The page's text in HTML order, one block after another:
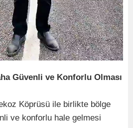
Güvenli ve Konforlu Olması
Köprüsü ile birlikte bölge
ve konforlu hale gelmesi